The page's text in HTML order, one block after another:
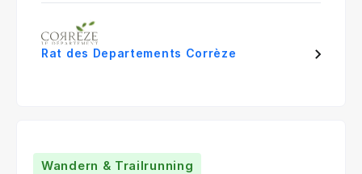
Rat des Departements Corrèze
Wandern & Trailrunning